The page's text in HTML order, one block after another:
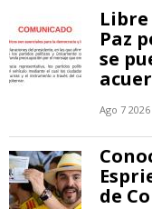
Paz
se
Ago 7
de